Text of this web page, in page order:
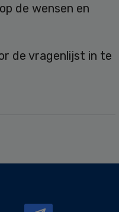
de wensen en
de vragenlijst in te